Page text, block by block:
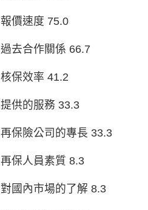
報價速度 75.0
過去合作關係 66.7
核保效率 41.2
提供的服務 33.3
再保險公司的專長 33.3
再保人員素質 8.3
對國內市場的了解 8.3